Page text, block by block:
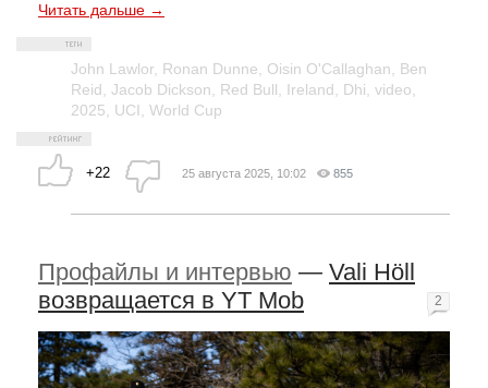
Читать дальше →
John Lawlor, Ronan Dunne, Oisin O'Callaghan, Ben
Reid, Jacob Dickson, Red Bull, Ireland, Dhi, video,
2025, UCI, World Cup
+22 25 августа 2025, 10:02 855
Профайлы и интервью — Vali Höll
возвращается в YT Mob
2